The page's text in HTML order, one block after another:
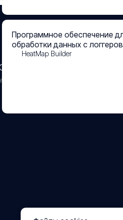
Программное обеспечение
обработки данных с логгеров
HeatMap Builder